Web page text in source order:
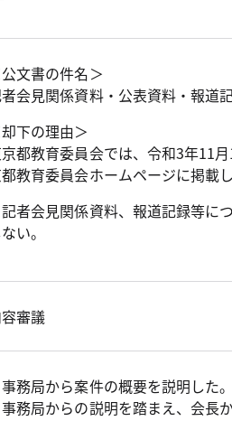
文書の件名＞
会見関係資料・公表資料・報道
下の理由＞
都教育委員会では、令和3年11
教育委員会ホームページに掲載
者会見関係資料、報道記録等に
い。
審議
事務局から案件の概要を説明した
事務局からの説明を踏まえ、会長